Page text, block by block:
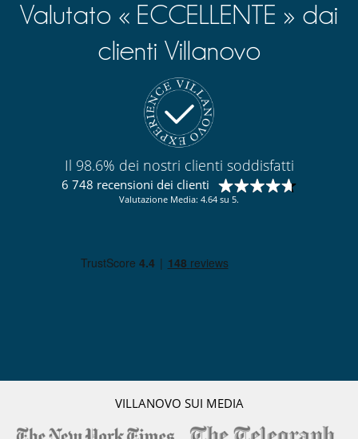
Valutato « ECCELLENTE » dai
clienti Villanovo
Il 98.6% dei nostri clienti soddisfatti
6 748 recensioni dei clienti
Valutazione Media: 4.64 su 5.
VILLANOVO SUI MEDIA